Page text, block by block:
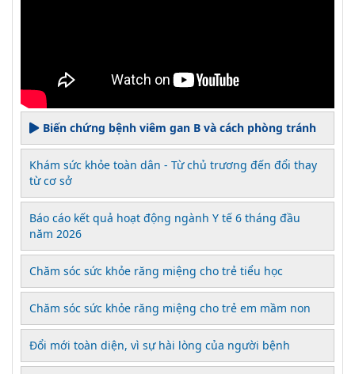
Biến chứng bệnh viêm gan B và cách phòng tránh
Khám sức khỏe toàn dân - Từ chủ trương đến đổi thay
từ cơ sở
Báo cáo kết quả hoạt động ngành Y tế 6 tháng đầu
năm 2026
Chăm sóc sức khỏe răng miệng cho trẻ tiểu học
Chăm sóc sức khỏe răng miệng cho trẻ em mầm non
Đổi mới toàn diện, vì sự hài lòng của người bệnh